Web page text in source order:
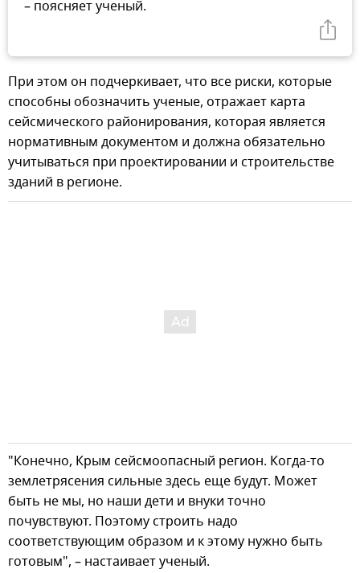
– поясняет ученый.
При этом он подчеркивает, что все риски, которые
способны обозначить ученые, отражает карта
сейсмического районирования, которая является
нормативным документом и должна обязательно
учитываться при проектировании и строительстве
зданий в регионе.
"Конечно, Крым сейсмоопасный регион. Когда-то
землетрясения сильные здесь еще будут. Может
быть не мы, но наши дети и внуки точно
почувствуют. Поэтому строить надо
соответствующим образом и к этому нужно быть
готовым", – настаивает ученый.